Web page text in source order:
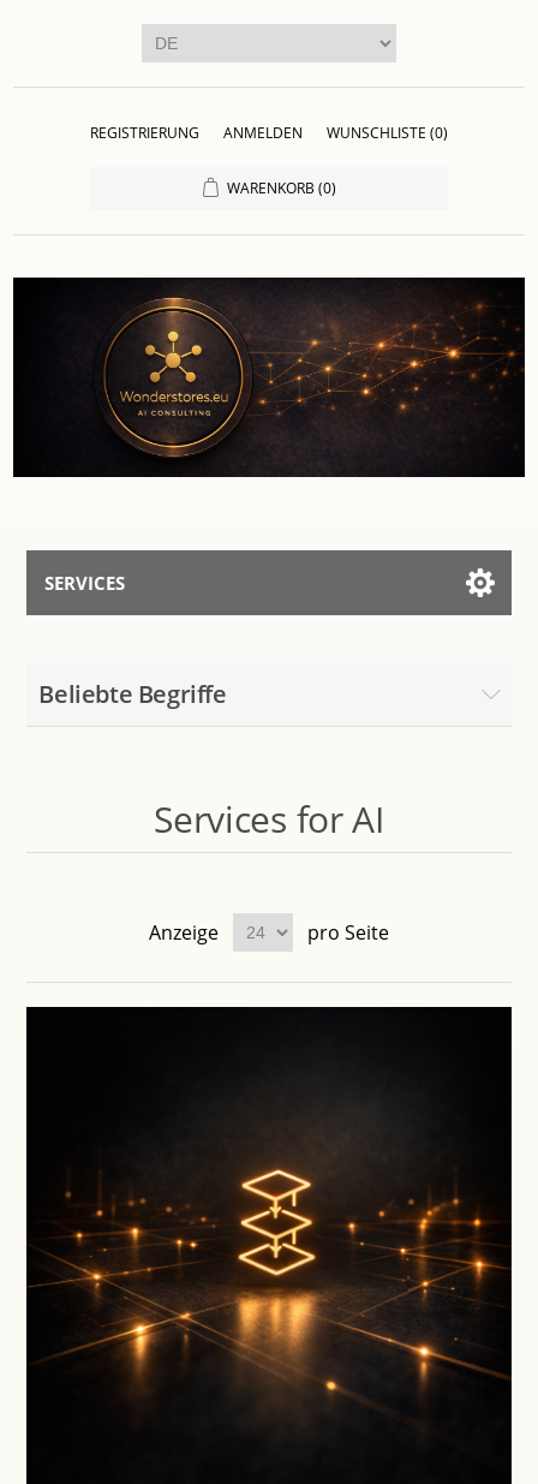
REGISTRIERUNG ANMELDEN WUNSCHLISTE (0)
WARENKORB (0)
SERVICES
Mit dem Assistenten sprechen
Beliebte Begriffe
Services for AI
Anzeige pro Seite